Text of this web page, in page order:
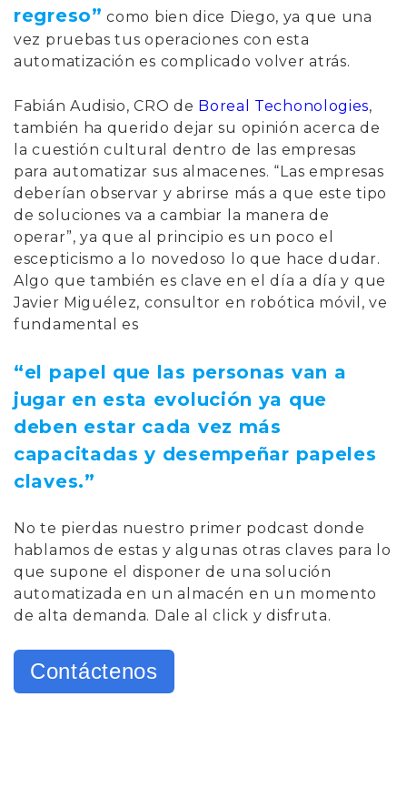
regreso” como bien dice Diego, ya que una
vez pruebas tus operaciones con esta
automatización es complicado volver atrás.
Fabián Audisio, CRO de Boreal Techonologies,
también ha querido dejar su opinión acerca de
la cuestión cultural dentro de las empresas
para automatizar sus almacenes. “Las empresas
deberían observar y abrirse más a que este tipo
de soluciones va a cambiar la manera de
operar”, ya que al principio es un poco el
escepticismo a lo novedoso lo que hace dudar.
Algo que también es clave en el día a día y que
Javier Miguélez, consultor en robótica móvil, ve
fundamental es
“el papel que las personas van a
jugar en esta evolución ya que
deben estar cada vez más
capacitadas y desempeñar papeles
claves.”
No te pierdas nuestro primer podcast donde
hablamos de estas y algunas otras claves para lo
que supone el disponer de una solución
automatizada en un almacén en un momento
de alta demanda. Dale al click y disfruta.
Contáctenos